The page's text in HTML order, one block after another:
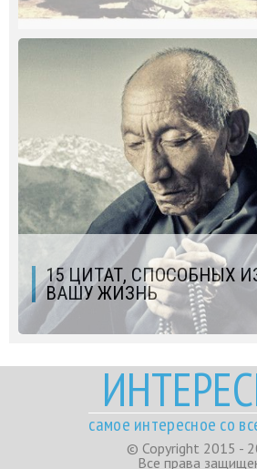
15 ЦИТАТ, СПОСОБНЫХ
ВАШУ ЖИЗНЬ
самое интересное со
© Copyright 2015 -
Все права